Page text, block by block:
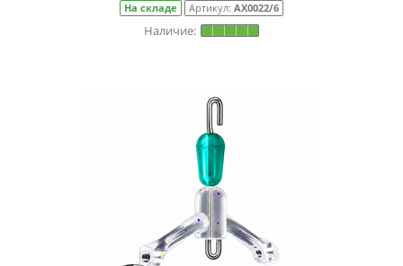
На складе Артикул: АХ0022/6